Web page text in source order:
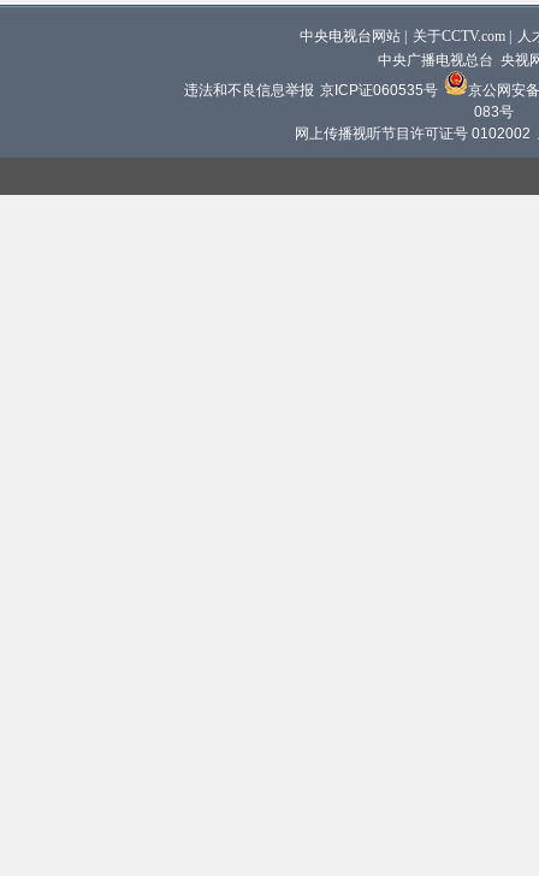
中央电视台网站 关于CCTV.com
人
中央广播电视总台 央视
违法和不良信息举报 京ICP证060535号
京公网安
083号
网上传播视听节目许可证号